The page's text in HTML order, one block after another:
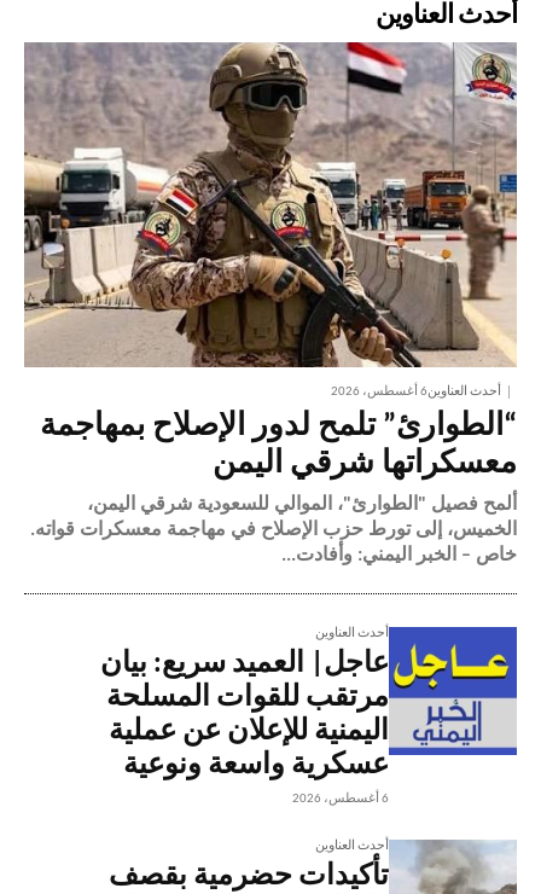
أحدث العناوين
أحدث العناوين6 أغسطس، 2026
“الطوارئ” تلمح لدور الإصلاح بمهاجمة
معسكراتها شرقي اليمن
ألمح فصيل "الطوارئ"، الموالي للسعودية شرقي اليمن،
الخميس، إلى تورط حزب الإصلاح في مهاجمة معسكرات قواته.
خاص – الخبر اليمني: وأفادت...
أحدث العناوين
عاجل| العميد سريع: بيان
مرتقب للقوات المسلحة
اليمنية للإعلان عن عملية
عسكرية واسعة ونوعية
6 أغسطس، 2026
أحدث العناوين
تأكيدات حضرمية بقصف